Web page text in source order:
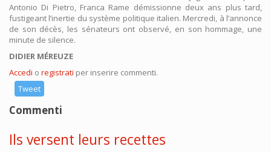
Antonio Di Pietro, Franca Rame démissionne deux ans plus tard,
fustigeant l’inertie du système politique italien. Mercredi, à l’annonce
de son décès, les sénateurs ont observé, en son hommage, une
minute de silence.
DIDIER MÉREUZE
Accedi o registrati per inserire commenti.
Tweet
Commenti
Ils versent leurs recettes